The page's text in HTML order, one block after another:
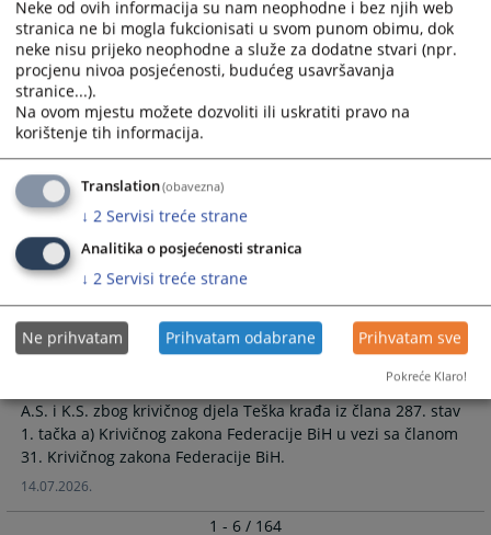
Potvrđena optužnica – Teška krivična djela protiv sigurnosti
javnog prometa i Ugrožavanje javnog prometa
30.07.2026.
Potvrđena optužnica – Nesavjesno
čuvanje pasa i drugih opasnih životinja
Potvrđena optužnica – Nesavjesno čuvanje pasa i drugih
opasnih životinja
30.07.2026.
Potvrđena optužnica – Teška krađa
Općinski sud u Bosanskoj Krupi potvrdio je optužnicu protiv
A.S. i K.S. zbog krivičnog djela Teška krađa iz člana 287. stav
1. tačka a) Krivičnog zakona Federacije BiH u vezi sa članom
31. Krivičnog zakona Federacije BiH.
14.07.2026.
1 - 6 / 164
Neke od ovih informacija su nam neophodne i bez njih web
stranica ne bi mogla fukcionisati u svom punom obimu, dok
neke nisu prijeko neophodne a služe za dodatne stvari (npr.
procjenu nivoa posjećenosti, budućeg usavršavanja
stranice...).
Na ovom mjestu možete dozvoliti ili uskratiti pravo na
korištenje tih informacija.
Translation(obavezna)
↓ 2 Servisi treće strane
Analitika o posjećenosti stranica
↓ 2 Servisi treće strane
Ne prihvatam Prihvatam odabrane Prihvatam sve
Pokreće Klaro!